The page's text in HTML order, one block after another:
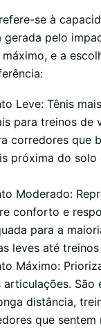
se à
gerada pelo
e a
Leve: Tênis
para treinos de
corredores que
próxima do
Moderado:
conforto e
para a
leves até
Máximo:
São
distância,
que